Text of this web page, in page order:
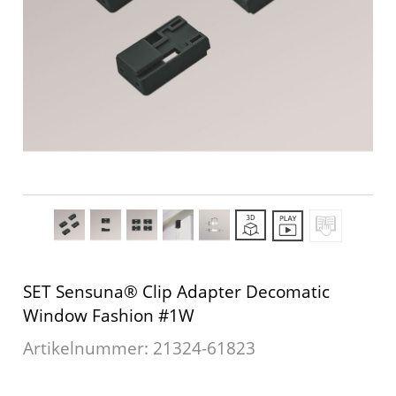
Outdoor-Plissees
Plissee mit Muster
Plissee günstig
Plissee Modelle
Plissee Messanleitung
Plissee Waschanleitung
Zubehör / Ersatzteile
Rollo
SET Sensuna® Clip Adapter Decomatic
Window Fashion #1W
Artikelnummer: 21324-61823